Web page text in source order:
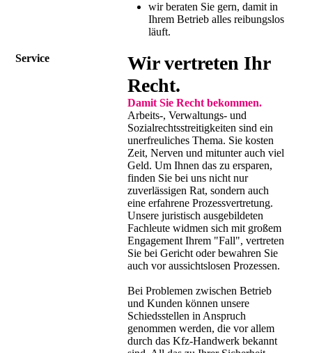
wir beraten Sie gern, damit in
Ihrem Betrieb alles reibungslos
läuft.
Service
Wir vertreten Ihr
Recht.
Damit Sie Recht bekommen.
Arbeits-, Verwaltungs- und
Sozialrechtsstreitigkeiten sind ein
unerfreuliches Thema. Sie kosten
Zeit, Nerven und mitunter auch viel
Geld. Um Ihnen das zu ersparen,
finden Sie bei uns nicht nur
zuverlässigen Rat, sondern auch
eine erfahrene Prozessvertretung.
Unsere juristisch ausgebildeten
Fachleute widmen sich mit großem
Engagement Ihrem "Fall", vertreten
Sie bei Gericht oder bewahren Sie
auch vor aussichtslosen Prozessen.
Bei Problemen zwischen Betrieb
und Kunden können unsere
Schiedsstellen in Anspruch
genommen werden, die vor allem
durch das Kfz-Handwerk bekannt